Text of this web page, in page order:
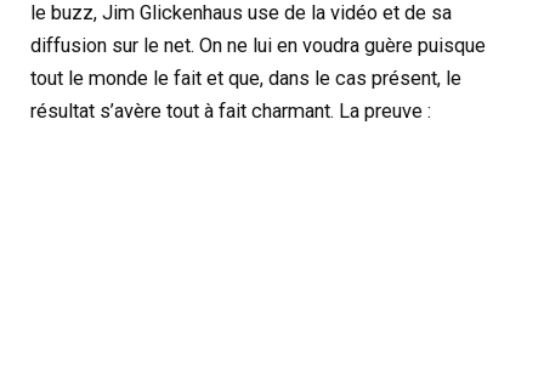
le buzz, Jim Glickenhaus use de la vidéo et de sa
diffusion sur le net. On ne lui en voudra guère puisque
tout le monde le fait et que, dans le cas présent, le
résultat s’avère tout à fait charmant. La preuve :